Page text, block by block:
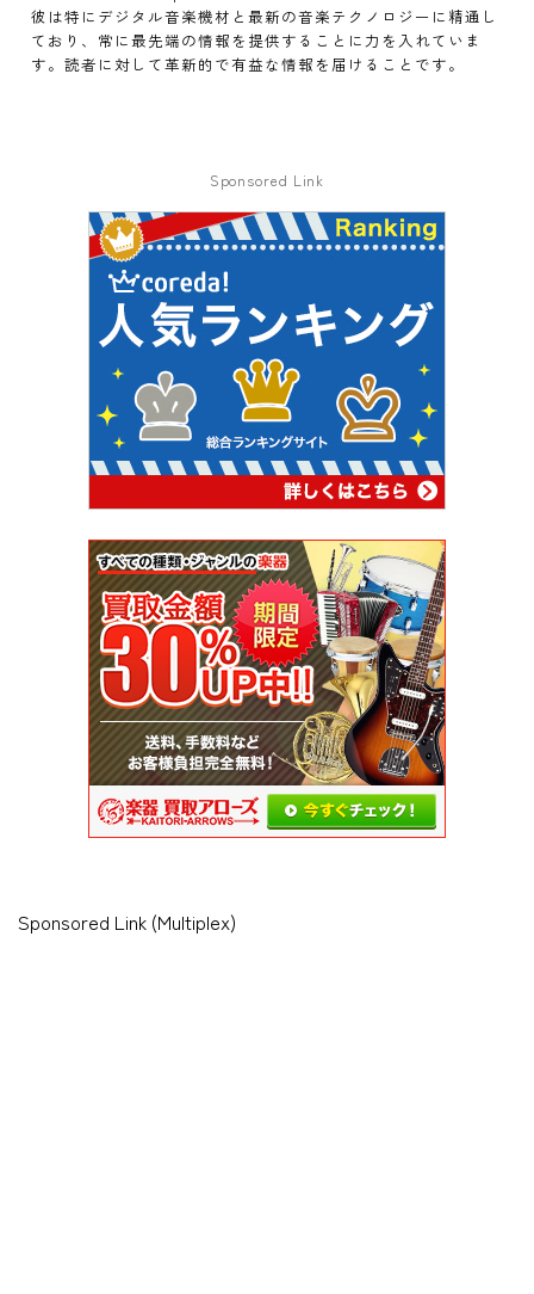
彼は特にデジタル音楽機材と最新の音楽テクノロジーに精通し
ており、常に最先端の情報を提供することに力を入れていま
す。読者に対して革新的で有益な情報を届けることです。
Sponsored Link
Sponsored Link (Multiplex)